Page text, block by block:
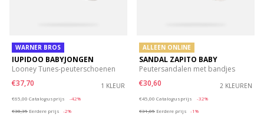
WARNER BROS
IUPIDOO BABYJONGEN
Looney Tunes-peuterschoenen
€37,70
1 KLEUR
€65,00 Catalogusprijs
-42%
€38,35 Eerdere prijs -2%
ALLEEN ONLINE
SANDAL ZAPITO BABY
Peutersandalen met bandjes
€30,60
2 KLEUREN
€45,00 Catalogusprijs
-32%
€31,05 Eerdere prijs -1%